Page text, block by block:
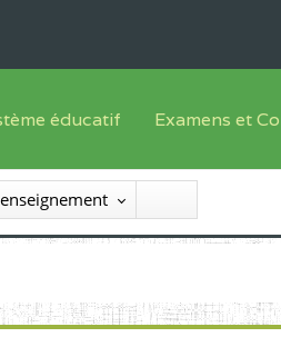
des Enseignements
éducatif
de formation
Sous
d'études
Examens et
Inscriptions
Liste des
Diplômes